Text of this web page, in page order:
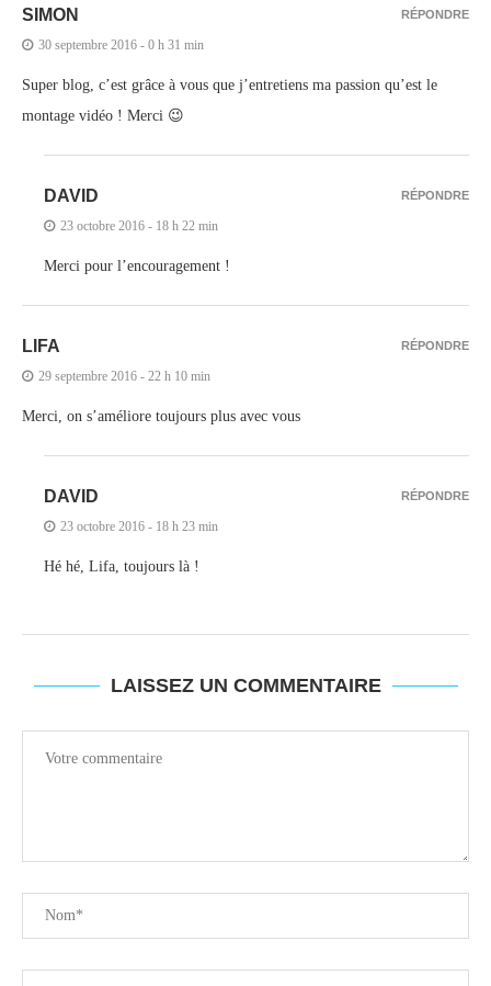
SIMON
30 septembre 2016 - 0 h 31 min
Super blog, c’est grâce à vous que j’entretiens ma passion qu’est le
montage vidéo ! Merci 😉
RÉPONDRE
DAVID
23 octobre 2016 - 18 h 22 min
Merci pour l’encouragement !
RÉPONDRE
LIFA
29 septembre 2016 - 22 h 10 min
Merci, on s’améliore toujours plus avec vous
RÉPONDRE
DAVID
23 octobre 2016 - 18 h 23 min
Hé hé, Lifa, toujours là !
RÉPONDRE
LAISSEZ UN COMMENTAIRE